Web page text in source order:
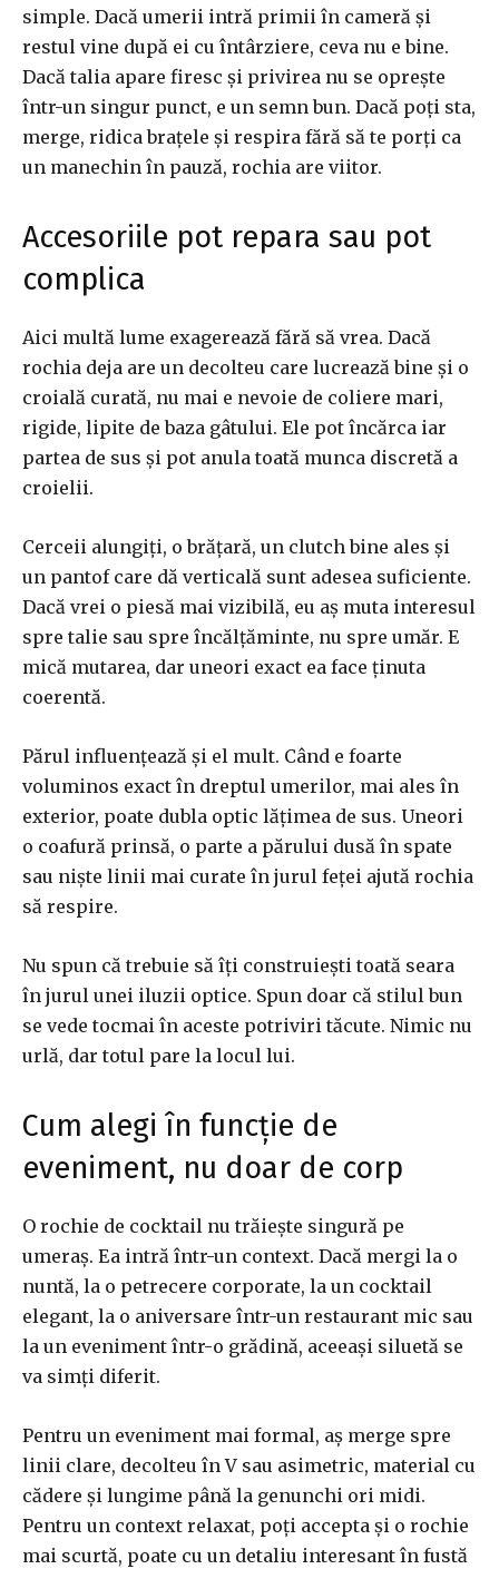
simple. Dacă umerii intră primii în cameră și
restul vine după ei cu întârziere, ceva nu e bine.
Dacă talia apare firesc și privirea nu se oprește
într-un singur punct, e un semn bun. Dacă poți sta,
merge, ridica brațele și respira fără să te porți ca
un manechin în pauză, rochia are viitor.
Accesoriile pot repara sau pot
complica
Aici multă lume exagerează fără să vrea. Dacă
rochia deja are un decolteu care lucrează bine și o
croială curată, nu mai e nevoie de coliere mari,
rigide, lipite de baza gâtului. Ele pot încărca iar
partea de sus și pot anula toată munca discretă a
croielii.
Cerceii alungiți, o brățară, un clutch bine ales și
un pantof care dă verticală sunt adesea suficiente.
Dacă vrei o piesă mai vizibilă, eu aș muta interesul
spre talie sau spre încălțăminte, nu spre umăr. E
mică mutarea, dar uneori exact ea face ținuta
coerentă.
Părul influențează și el mult. Când e foarte
voluminos exact în dreptul umerilor, mai ales în
exterior, poate dubla optic lățimea de sus. Uneori
o coafură prinsă, o parte a părului dusă în spate
sau niște linii mai curate în jurul feței ajută rochia
să respire.
Nu spun că trebuie să îți construiești toată seara
în jurul unei iluzii optice. Spun doar că stilul bun
se vede tocmai în aceste potriviri tăcute. Nimic nu
urlă, dar totul pare la locul lui.
Cum alegi în funcție de
eveniment, nu doar de corp
O rochie de cocktail nu trăiește singură pe
umeraș. Ea intră într-un context. Dacă mergi la o
nuntă, la o petrecere corporate, la un cocktail
elegant, la o aniversare într-un restaurant mic sau
la un eveniment într-o grădină, aceeași siluetă se
va simți diferit.
Pentru un eveniment mai formal, aș merge spre
linii clare, decolteu în V sau asimetric, material cu
cădere și lungime până la genunchi ori midi.
Pentru un context relaxat, poți accepta și o rochie
mai scurtă, poate cu un detaliu interesant în fustă